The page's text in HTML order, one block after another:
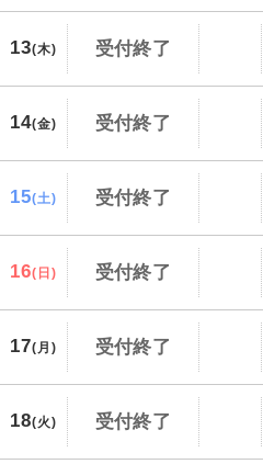
13(木) 受付終了
14(金) 受付終了
15(土) 受付終了
16(日) 受付終了
17(月) 受付終了
18(火) 受付終了